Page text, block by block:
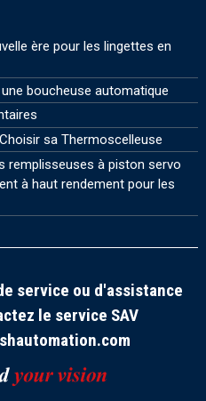
ère pour les lingettes en
boucheuse automatique
sa Thermoscelleuse
remplisseuses à piston servo
à haut rendement pour les
service ou d'assistance
le service SAV